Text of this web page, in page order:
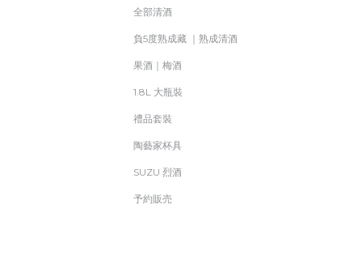
全部清酒
負5度熟成藏 ｜熟成清酒
果酒｜梅酒
1.8L 大瓶裝
禮品套裝
陶藝家杯具
SUZU 烈酒
予約販売